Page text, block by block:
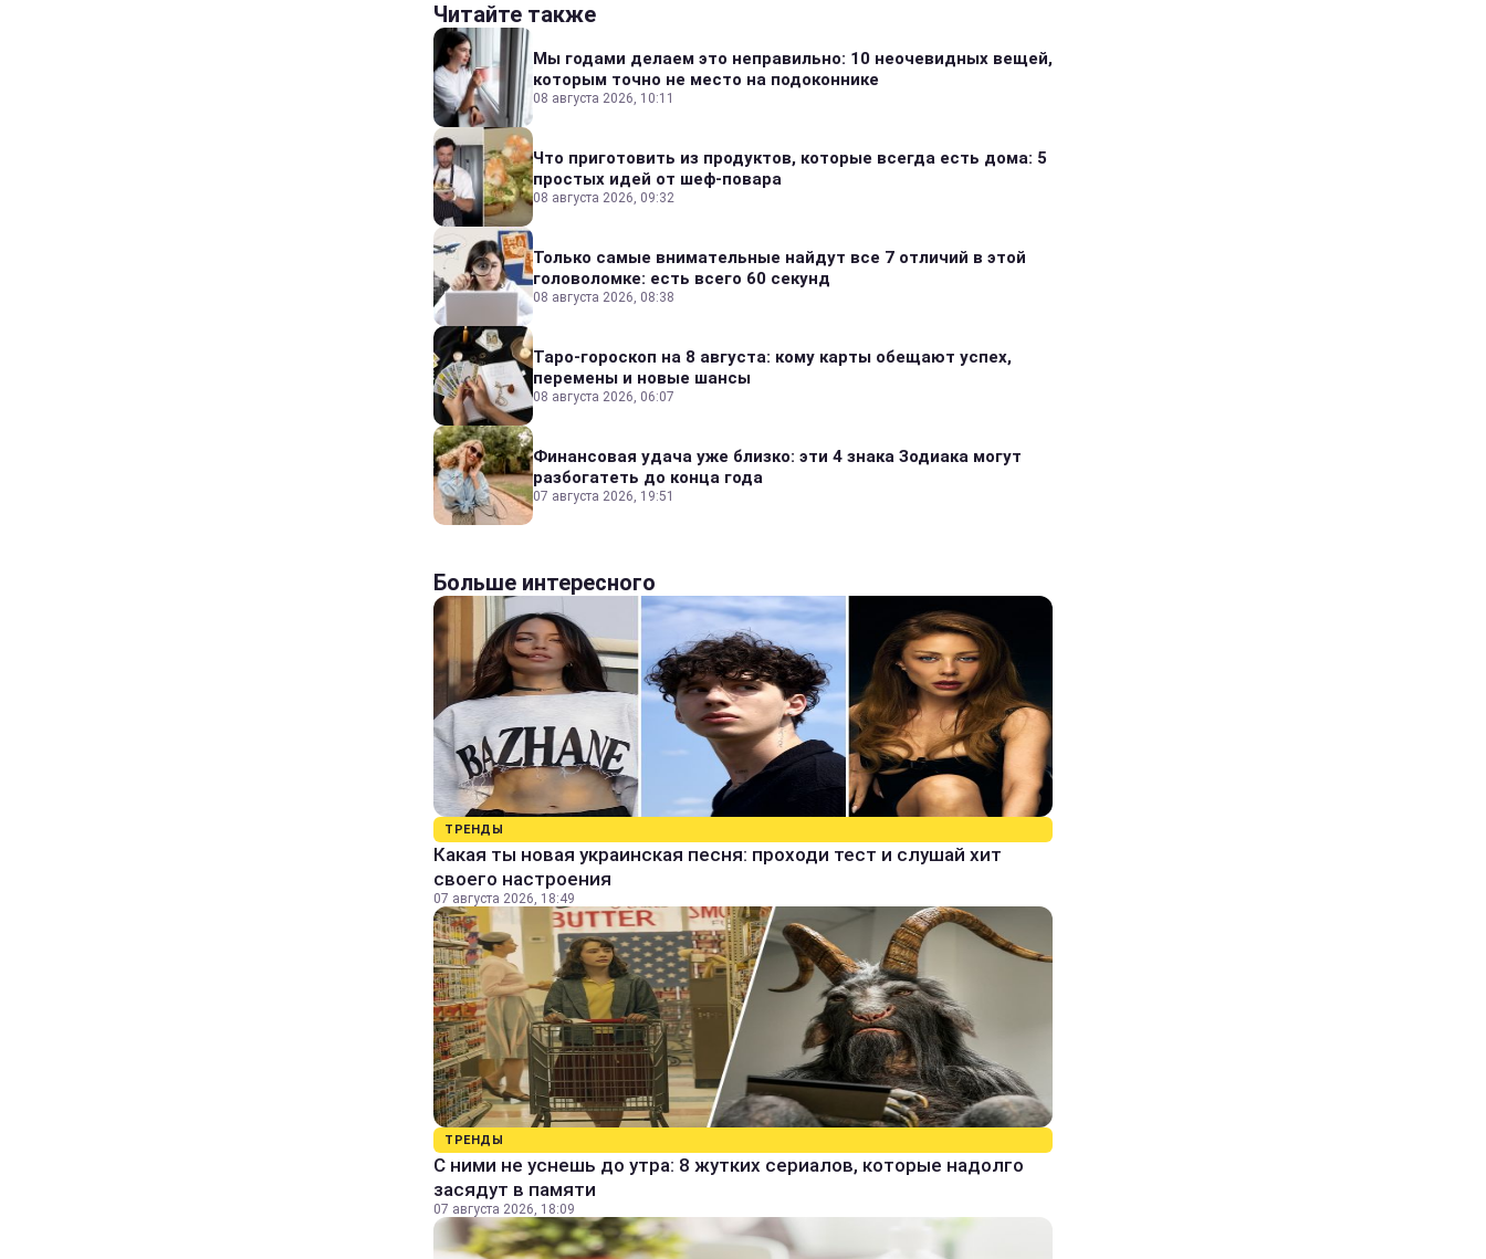
Читайте также
Мы годами делаем это неправильно: 10 неочевидных вещей,
которым точно не место на подоконнике
08 августа 2026, 10:11
Что приготовить из продуктов, которые всегда есть дома: 5
простых идей от шеф-повара
08 августа 2026, 09:32
Только самые внимательные найдут все 7 отличий в этой
головоломке: есть всего 60 секунд
08 августа 2026, 08:38
Таро-гороскоп на 8 августа: кому карты обещают успех,
перемены и новые шансы
08 августа 2026, 06:07
Финансовая удача уже близко: эти 4 знака Зодиака могут
разбогатеть до конца года
07 августа 2026, 19:51
Больше интересного
ТРЕНДЫ
Какая ты новая украинская песня: проходи тест и слушай хит
своего настроения
07 августа 2026, 18:49
ТРЕНДЫ
С ними не уснешь до утра: 8 жутких сериалов, которые надолго
засядут в памяти
07 августа 2026, 18:09